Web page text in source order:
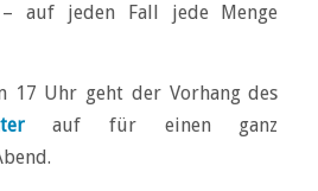
– auf jeden Fall jede Menge
17 Uhr geht der Vorhang des
auf für einen ganz